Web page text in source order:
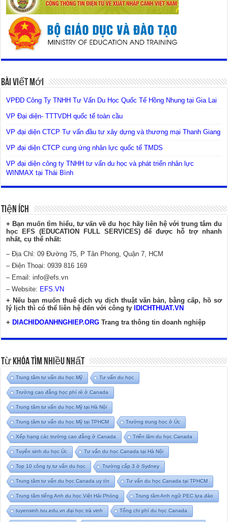
Bài Viết Mới
VPĐD Công Ty TNHH Tư Vấn Du Học Quốc Tế Hồng Nhung tại Gia Lai
VP Đại diện- TTTVDH quốc tế toàn cầu
VP đại diện CTCP Tư vấn đầu tư xây dựng và thương mại Thanh Giang
VP đại diện CTCP cung ứng nhân lực quốc tế TMDS
VP đại diện công ty TNHH tư vấn du học và phát triển nhân lực
WINMAX tại Thái Bình
Tiện Ích
+ Bạn muốn tìm hiểu, tư vấn về du học hãy liên hệ với trung tâm du
học EFS (EDUCATION FULL SERVICES) để được hỗ trợ nhanh
nhất, cụ thể nhất:
– Địa Chỉ: 09 Đường 75, P Tân Phong, Quận 7, HCM
– Điện Thoại: 0939 816 169
– Email:info@efs.vn
– Website: EFS.VN
+ Nếu bạn muốn thuê dịch vụ dịch thuật văn bản, bằng cấp, hồ sơ
lý lịch thì có thể liên hệ đến với công ty
IDICHTHUAT.VN
+ DIACHIDOANHNGHIEP.ORG Trang tra thông tin doanh nghiệp
Từ Khóa Tìm Nhiều Nhất
Trung tâm tư vấn du học Mỹ Tư vấn du học
Trường cao đẳng học phí rẻ ở Canada
Trung tâm tư vấn du học Mỹ tại Hà Nội
Trung tâm tư vấn du học Mỹ tại TPHCM Trường trung học ở Úc
Xếp hạng các trường cao đẳng ở Canada Triển lãm du học Canada
Tuyển sinh du học Úc Tư vấn du học Canada tại Hà Nội
Top 10 công ty tư vấn du học Trường cấp 3 ở Sydney
Trung tâm tư vấn du học Canada uy tín Tư vấn du học Canada tại TPHCM
Trung tâm tiếng Anh du học Việt Hải Phòng Trung tâm Anh ngữ PEC lựa đào
tuyensinh.tvu.edu.vn đại học trà vinh Tổng chi phí du học Canada